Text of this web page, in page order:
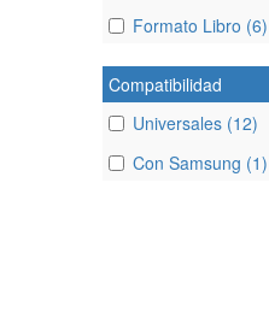
Formato Libro (6)
Compatibilidad
Universales (12)
Con Samsung (1)